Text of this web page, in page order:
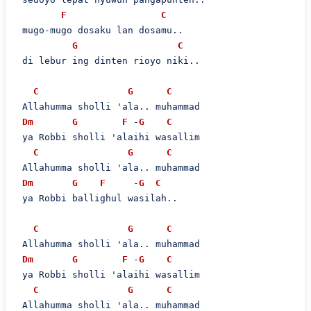
F
C
mugo-mugo dosaku lan dosamu..
G
C
di lebur ing dinten rioyo niki..
C G
C
Allahumma sholli 'ala.. muhammad
Dm
G F -G
C
ya Robbi sholli 'alaihi wasallim
C
G
C
Allahumma sholli 'ala.. muhammad
Dm
G F
     -
G
C
ya Robbi ballighul wasilah..
C G
C
Allahumma sholli 'ala.. muhammad
Dm
G F -G
C
ya Robbi sholli 'alaihi wasallim
C
G
C
Allahumma sholli 'ala.. muhammad